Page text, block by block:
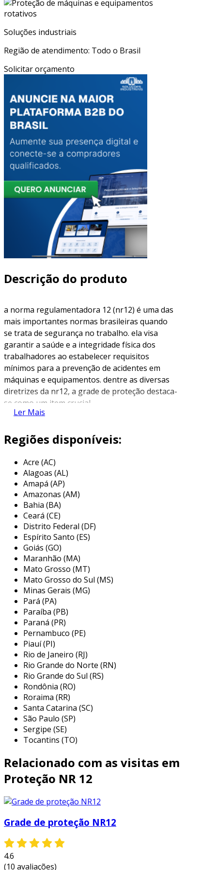
Soluções industriais
Região de atendimento: Todo o Brasil
Solicitar orçamento
Descrição do produto
a norma regulamentadora 12 (nr12) é uma das
mais importantes normas brasileiras quando
se trata de segurança no trabalho. ela visa
garantir a saúde e a integridade física dos
trabalhadores ao estabelecer requisitos
mínimos para a prevenção de acidentes em
máquinas e equipamentos. dentre as diversas
diretrizes da nr12, a grade de proteção destaca-
se como um item crucial.
a grade de proteção é uma barreira física que
não autorizado a partes móveis de máquinas.
ela é projetada para proteger os trabalhadores
de eventuais riscos associados ao
funcionamento das máquinas. portanto, é um
componente essencial para garantir um
ambiente de trabalho seguro e em
conformidade com a nr12.
principais características da grade
de proteção
as grades de proteção devem atender a
algumas características específicas para serem
consideradas eficazes. entre essas
características, destacam-se:
material resistente
ser fabricadas com materiais duráveis e
resistentes ao desgaste, como aço
inoxidável ou alumínio.
altura e largura adequadas
precisa ter dimensões que impeçam o
acesso ao espaço considerado perigoso,
seguindo as recomendações da norma.
fixação segura
deslocamentos ou quedas durante o uso.
visibilidade : É importante que a grade
relação ao funcionamento da máquina.
segura.
facilidade de acesso
mas de forma segura. o ideal é que tenha
Ler Mais
Regiões disponíveis:
Acre (AC)
Alagoas (AL)
Amapá (AP)
Amazonas (AM)
Bahia (BA)
Ceará (CE)
Distrito Federal (DF)
Espírito Santo (ES)
Goiás (GO)
Maranhão (MA)
Mato Grosso (MT)
Mato Grosso do Sul (MS)
Minas Gerais (MG)
Pará (PA)
Paraíba (PB)
Paraná (PR)
Pernambuco (PE)
Piauí (PI)
Rio de Janeiro (RJ)
Rio Grande do Norte (RN)
Rio Grande do Sul (RS)
Rondônia (RO)
Roraima (RR)
Santa Catarina (SC)
São Paulo (SP)
Sergipe (SE)
Tocantins (TO)
Relacionado com as visitas em
Proteção NR 12
Grade de proteção NR12
4.6
(10 avaliações)